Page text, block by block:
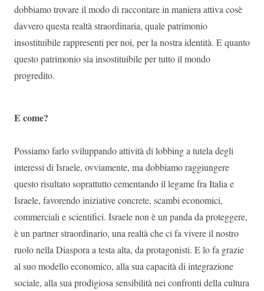
dobbiamo trovare il modo di raccontare in maniera attiva cosè
davvero questa realtà straordinaria, quale patrimonio
insostituibile rappresenti per noi, per la nostra identità. E quanto
questo patrimonio sia insostituibile per tutto il mondo
progredito.
E come?
Possiamo farlo sviluppando attività di lobbing a tutela degli
interessi di Israele, ovviamente, ma dobbiamo raggiungere
questo risultato soprattutto cementando il legame fra Italia e
Israele, favorendo iniziative concrete, scambi economici,
commerciali e scientifici. Israele non è un panda da proteggere,
è un partner straordinario, una realtà che ci fa vivere il nostro
ruolo nella Diaspora a testa alta, da protagonisti. E lo fa grazie
al suo modello economico, alla sua capacità di integrazione
sociale, alla sua prodigiosa sensibilità nei confronti della cultura